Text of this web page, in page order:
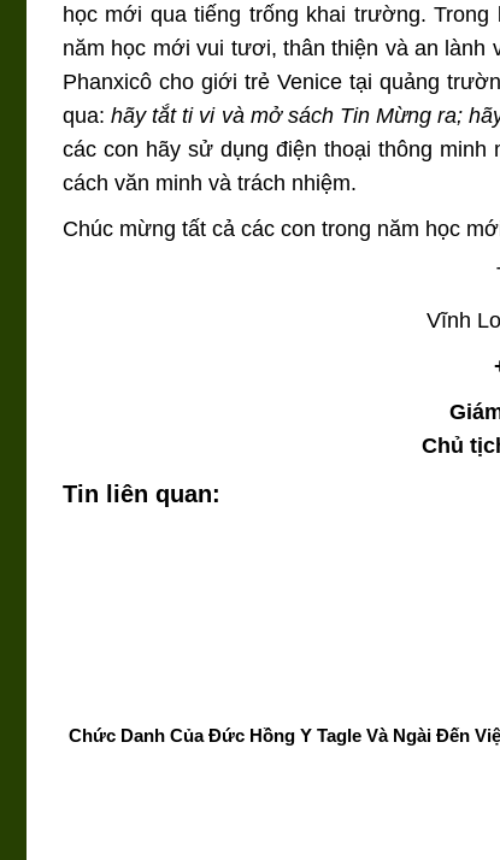
học mới qua tiếng trống khai trường.
năm học mới vui tươi, thân thiện và an
Phanxicô cho giới trẻ Venice tại quảng
qua:hãy tắt ti vi và mở sách Tin Mừng ra;
các con hãy sử dụng điện thoại thông
cách văn minh và trách nhiệm.
Chúc mừng tất cả các con trong năm học
Vĩnh
Chủ
Tin liên quan:
Chức Danh Của Đức Hồng Y Tagle Và Ngài Đến